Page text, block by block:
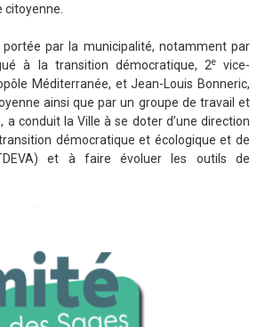
par la municipalité, notamment par
à la transition démocratique, 2evice-
Méditerranée, et Jean-Louis Bonneric,
ainsi que par un groupe de travail et
a conduit la Ville à se doter d’une direction
démocratique et écologique et de
et à faire évoluer les outils de